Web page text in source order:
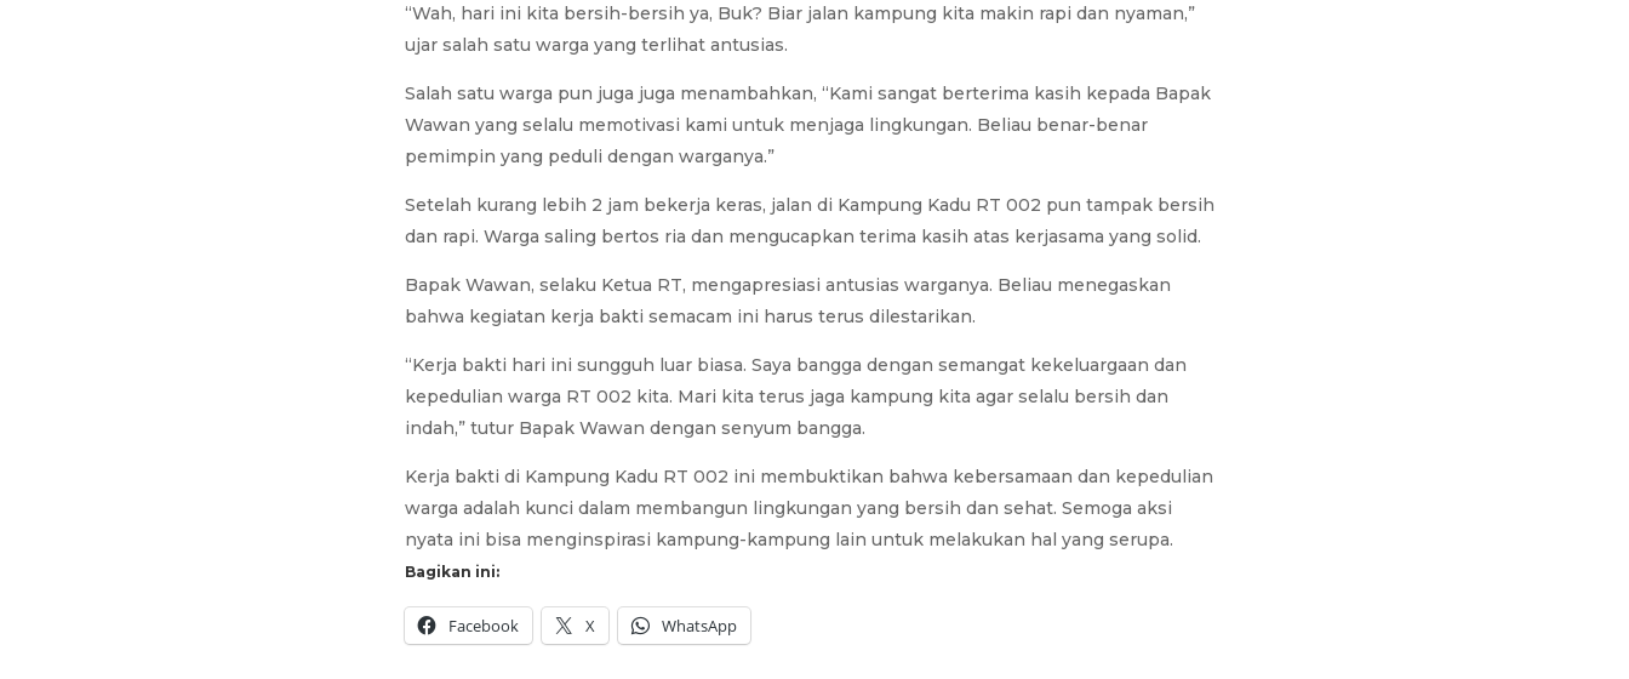
“Wah, hari ini kita bersih-bersih ya, Buk? Biar jalan kampung kita makin rapi dan nyaman,”
ujar salah satu warga yang terlihat antusias.
Salah satu warga pun juga juga menambahkan, “Kami sangat berterima kasih kepada Bapak
Wawan yang selalu memotivasi kami untuk menjaga lingkungan. Beliau benar-benar
pemimpin yang peduli dengan warganya.”
Setelah kurang lebih 2 jam bekerja keras, jalan di Kampung Kadu RT 002 pun tampak bersih
dan rapi. Warga saling bertos ria dan mengucapkan terima kasih atas kerjasama yang solid.
Bapak Wawan, selaku Ketua RT, mengapresiasi antusias warganya. Beliau menegaskan
bahwa kegiatan kerja bakti semacam ini harus terus dilestarikan.
“Kerja bakti hari ini sungguh luar biasa. Saya bangga dengan semangat kekeluargaan dan
kepedulian warga RT 002 kita. Mari kita terus jaga kampung kita agar selalu bersih dan
indah,” tutur Bapak Wawan dengan senyum bangga.
Kerja bakti di Kampung Kadu RT 002 ini membuktikan bahwa kebersamaan dan kepedulian
warga adalah kunci dalam membangun lingkungan yang bersih dan sehat. Semoga aksi
nyata ini bisa menginspirasi kampung-kampung lain untuk melakukan hal yang serupa.
Bagikan ini:
Facebook X WhatsApp